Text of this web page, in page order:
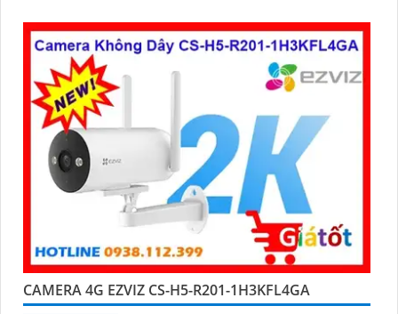
CAMERA 4G EZVIZ CS-H5-R201-1H3KFL4GA